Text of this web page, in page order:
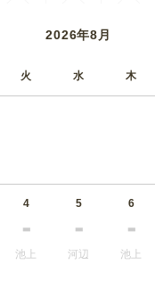
2026年8月
火 水 木
4
池上
5
河辺
6
池上